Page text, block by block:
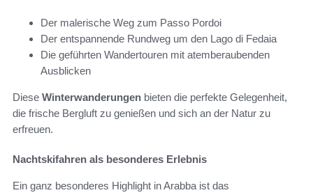
Der malerische Weg zum Passo Pordoi
Der entspannende Rundweg um den Lago di Fedaia
Die geführten Wandertouren mit atemberaubenden
Ausblicken
Diese Winterwanderungen bieten die perfekte Gelegenheit,
die frische Bergluft zu genießen und sich an der Natur zu
erfreuen.
Nachtskifahren als besonderes Erlebnis
Ein ganz besonderes Highlight in Arabba ist das